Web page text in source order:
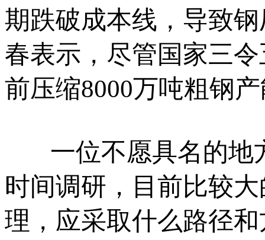
期跌破成本线，导致
春表示，尽管国家三
前压缩8000万吨粗钢
一位不愿具名的地
时间调研，目前比较
理，应采取什么路径